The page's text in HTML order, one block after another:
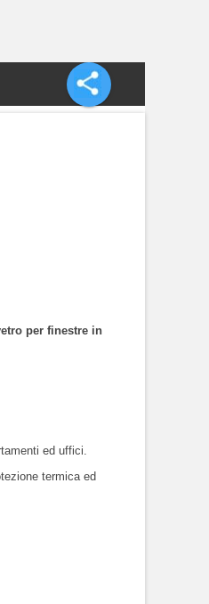
per finestre in
ed uffici.
termica ed